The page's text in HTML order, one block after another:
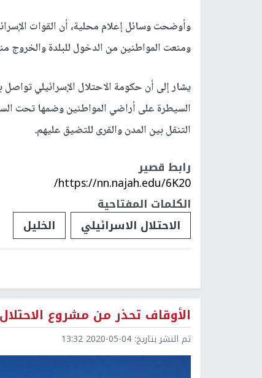
وأوضحت وسائل إعلام محلية، أن القوات
ومنعت المواطنين من الدخول للبلدة والخروج
يشار إلى أن حكومة الاحتلال الإسرائيلي
السيطرة على أراضي المواطنين وضمها تحت
التنقل بين المدن والقرى للتضيق عليهم.
رابط قصير
https://nn.najah.edu/6K20/
الكلمات المفتاحية
الاحتلال الاسرائيلي
الخليل
الأوقاف تحذر من مشروع
تم النشر بتاريخ: 2020-05-04 13:32